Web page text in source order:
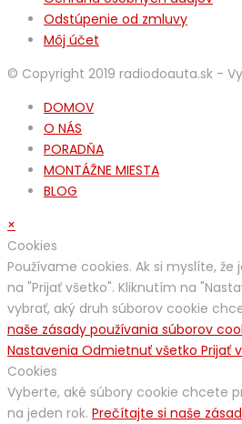
Odstúpenie od zmluvy
Môj účet
© Copyright 2019 radiodoauta.sk -
DOMOV
O NÁS
PORADŇA
MONTÁŽNE MIESTA
BLOG
×
Cookies
Používame cookies. Ak si myslíte, že
na "Prijať všetko". Kliknutím na
vybrať, aký druh súborov cookie
naše zásady používania súborov
Nastavenia Odmietnuť všetko Prijať
Cookies
Vyberte, aké súbory cookie chcete
na jeden rok. Prečítajte si naše